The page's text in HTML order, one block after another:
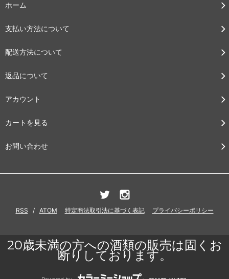
ホーム
支払い方法について
配送方法について
返品について
アカウント
カートを見る
お問い合わせ
RSS / ATOM 特定商法取引法に基づく表記 プライバシーポリシー
20歳未満の方への酒類の販売は固くお
断りしております。